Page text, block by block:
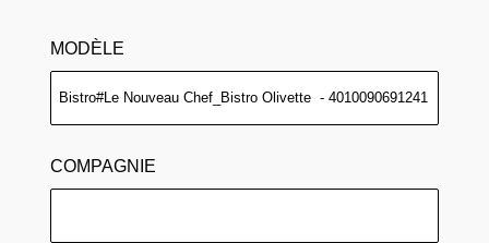
MODÈLE
COMPAGNIE